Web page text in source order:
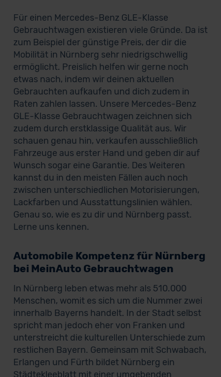
Für einen Mercedes-Benz GLE-Klasse
Gebrauchtwagen existieren viele Gründe. Da ist
zum Beispiel der günstige Preis, der dir die
Mobilität in Nürnberg sehr niedrigschwellig
ermöglicht. Preislich helfen wir gerne noch
etwas nach, indem wir deinen aktuellen
Gebrauchten aufkaufen und dich zudem in
Raten zahlen lassen. Unsere Mercedes-Benz
GLE-Klasse Gebrauchtwagen zeichnen sich
zudem durch erstklassige Qualität aus. Wir
schauen genau hin, verkaufen ausschließlich
Fahrzeuge aus erster Hand und geben dir auf
Wunsch sogar eine Garantie. Des Weiteren
kannst du in den meisten Fällen auch noch
zwischen unterschiedlichen Motorisierungen,
Lackfarben und Ausstattungslinien wählen.
Genau so, wie es zu dir und Nürnberg passt.
Lerne uns kennen.
Automobile Kompetenz für Nürnberg
bei MeinAuto Gebrauchtwagen
In Nürnberg leben etwas mehr als 510.000
Menschen, womit es sich um die Nummer zwei
innerhalb Bayerns handelt. In der Stadt selbst
spricht man jedoch eher von Franken und
unterstreicht die kulturellen Unterschiede zum
restlichen Bayern. Gemeinsam mit Schwabach,
Erlangen und Fürth bildet Nürnberg ein
Städtekleeblatt mit einer umgebenden